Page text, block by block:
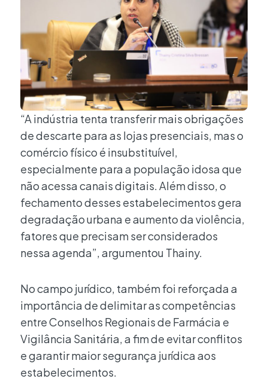
“A indústria tenta transferir mais obrigações
de descarte para as lojas presenciais, mas o
comércio físico é insubstituível,
especialmente para a população idosa que
não acessa canais digitais. Além disso, o
fechamento desses estabelecimentos gera
degradação urbana e aumento da violência,
fatores que precisam ser considerados
nessa agenda”, argumentou Thainy.
No campo jurídico, também foi reforçada a
importância de delimitar as competências
entre Conselhos Regionais de Farmácia e
Vigilância Sanitária, a fim de evitar conflitos
e garantir maior segurança jurídica aos
estabelecimentos.